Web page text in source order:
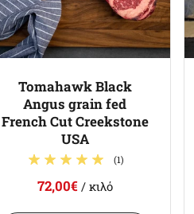
Tomahawk Black
Angus grain fed
French Cut Creekstone
USA
(1)
72,00€ / κιλό